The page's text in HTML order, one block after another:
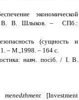
экономической
/ В. В. Шлыков. – СПб.:
(сущность и
– М.,1998. – 164 с.
навч. посіб. / І. В.
[Investment